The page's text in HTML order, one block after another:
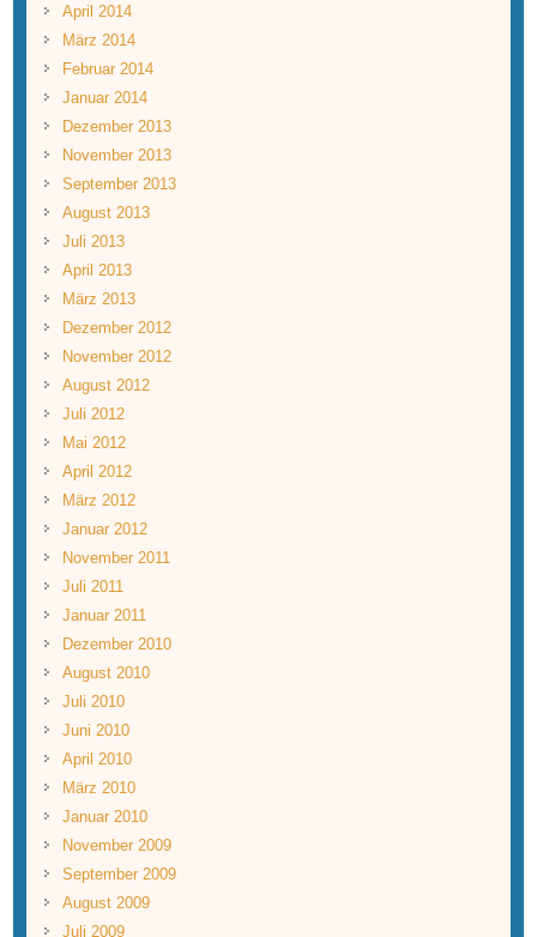
April 2014
März 2014
Februar 2014
Januar 2014
Dezember 2013
November 2013
September 2013
August 2013
Juli 2013
April 2013
März 2013
Dezember 2012
November 2012
August 2012
Juli 2012
Mai 2012
April 2012
März 2012
Januar 2012
November 2011
Juli 2011
Januar 2011
Dezember 2010
August 2010
Juli 2010
Juni 2010
April 2010
März 2010
Januar 2010
November 2009
September 2009
August 2009
Juli 2009